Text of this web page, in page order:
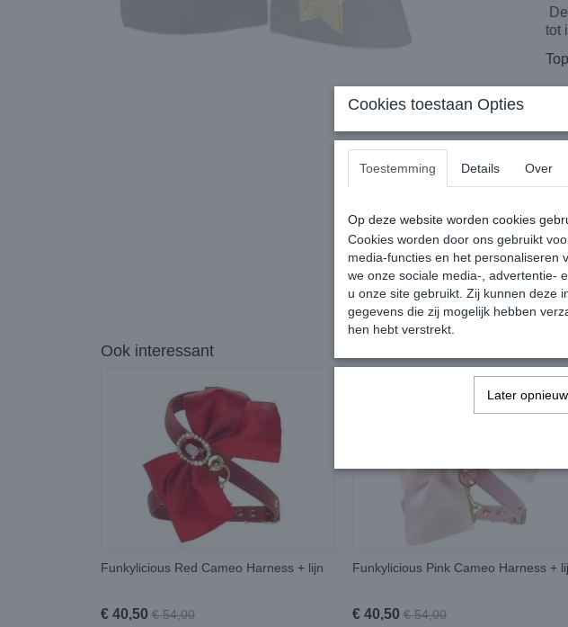
tot
S/
Ook interessant
Funkylicious Red Cameo Harness + lijn
€ 40,50 € 54,00
Funkylicious Pink Cameo Harness +
€ 40,50 € 54,00
Cookies toestaan Opties
Toestemming Details Over
Op deze website worden cookies
Cookies worden door ons gebruikt
media-functies en het personaliseren
we onze sociale media-, advertentie-
u onze site gebruikt. Zij kunnen deze
gegevens die zij mogelijk hebben
hen hebt verstrekt.
Later